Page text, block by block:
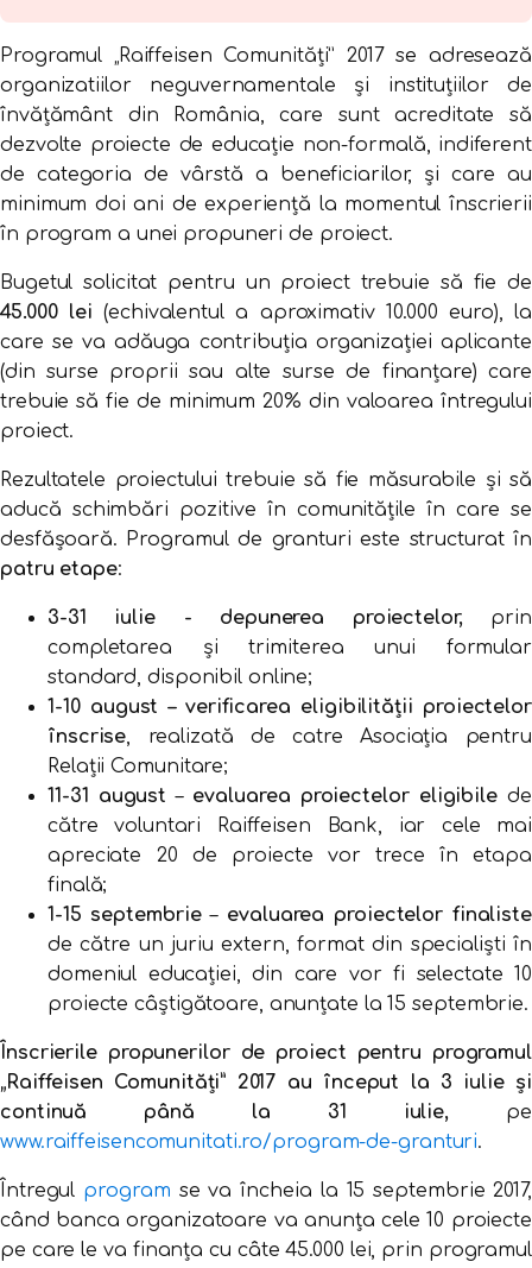
Programul „Raiffeisen Comunități” 2017 se adresează
organizatiilor neguvernamentale și instituțiilor de
învățământ din România, care sunt acreditate să
dezvolte proiecte de educație non-formală, indiferent
de categoria de vârstă a beneficiarilor, și care au
minimum doi ani de experiență la momentul înscrierii
în program a unei propuneri de proiect.
Bugetul solicitat pentru un proiect trebuie să fie de
45.000 lei (echivalentul a aproximativ 10.000 euro), la
care se va adăuga contribuția organizației aplicante
(din surse proprii sau alte surse de finanțare) care
trebuie să fie de minimum 20% din valoarea întregului
proiect.
Rezultatele proiectului trebuie să fie măsurabile și să
aducă schimbări pozitive în comunitățile în care se
desfășoară. Programul de granturi este structurat în
patru etape:
3-31 iulie - depunerea proiectelor,prin
completarea și trimiterea unui formular
standard, disponibil online;
1-10 august – verificarea eligibilității proiectelor
înscrise, realizată de catre Asociația pentru
Relații Comunitare;
11-31 august – evaluarea proiectelor eligibilede
către voluntari Raiffeisen Bank, iar cele mai
apreciate 20 de proiecte vor trece în etapa
finală;
1-15 septembrie– evaluarea proiectelor finaliste­­
de către un juriu extern, format din specialiști în
domeniul educației, din care vor fi selectate 10
proiecte câștigătoare, anunțate la 15 septembrie.
Înscrierile propunerilor de proiect pentru programul
„Raiffeisen Comunități” 2017 au început la 3 iulie și
continuă până la 31 iulie, pe
www.raiffeisencomunitati.ro/program-de-granturi.
Întregul program se va încheia la 15 septembrie 2017,
când banca organizatoare va anunța cele 10 proiecte
pe care le va finanța cu câte 45.000 lei, prin programul